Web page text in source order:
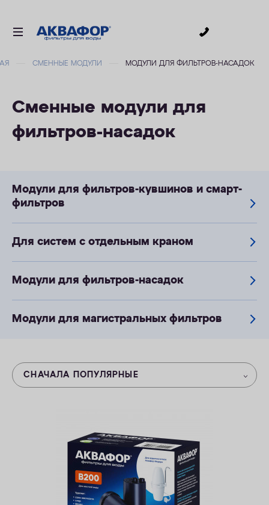
ДЛЯ ВАННОЙ
В КОТТЕДЖ
АКЦИИ
ДОСТАВКА
УСЛУГИ
ОПЛАТА
СМЕННЫЕ МОДУЛИ МОДУЛИ ДЛЯ ФИЛЬТРОВ-НАСАДОК
Сменные модули для
фильтров-насадок
Модули для фильтров-кувшинов и смарт-
фильтров
Для систем с отдельным краном
Модули для фильтров-насадок
Модули для магистральных фильтров
СНАЧАЛА ПОПУЛЯРНЫЕ